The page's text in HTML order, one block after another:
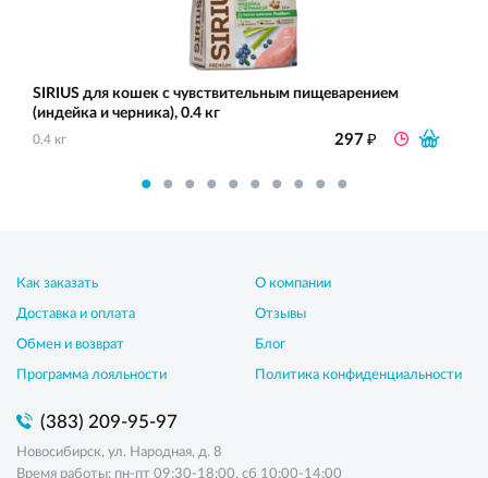
SIRIUS для кошек с чувствительным пищеварением
(индейка и черника), 0.4 кг
0.4 кг 297₽
Как заказать
Доставка и оплата
Обмен и возврат
Программа лояльности
О компании
Отзывы
Блог
Политика конфиденциальности
(383) 209-95-97
Новосибирск, ул. Народная, д. 8
Время работы: пн-пт 09:30-18:00, сб 10:00-14:00